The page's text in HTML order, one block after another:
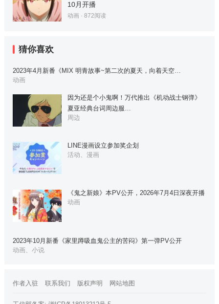
10月开播
动画· 872阅读
猜你喜欢
2023年4月新番《MIX 明青故事~第二次的夏天，向着天空…
动画
因为还是个小鬼啊！万代推出《机动战士钢弹》
夏亚经典台词周边服…
周边
LINE漫画设立参加奖企划
活动、漫画
《鬼之新娘》本PV公开，2026年7月4日深夜开播
动画
2023年10月新番《家里蹲吸血鬼公主的苦闷》第一弹PV公开
动画、小说
作者入驻 联系我们 版权声明 网站地图